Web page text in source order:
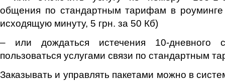
общения по стандартным тарифам в
исходящую минуту, 5 грн. за 50 Кб)
– или дождаться истечения 10-дневного
пользоваться услугами связи по стандартным
Заказывать и управлять пакетами можно в